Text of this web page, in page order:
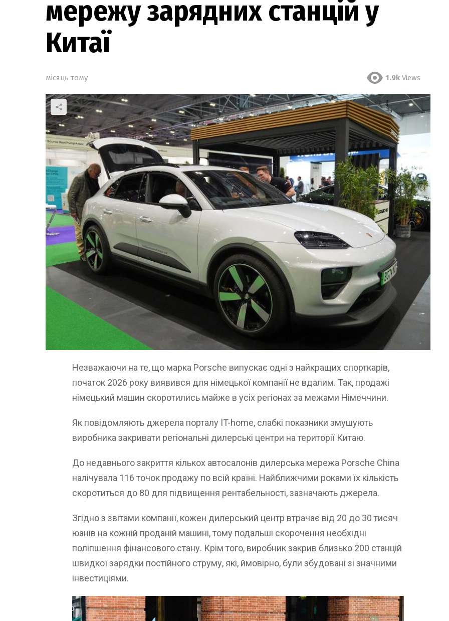
мережу зарядних станцій у
Китаї
місяць тому 1.9k Views
Незважаючи на те, що марка Porsche випускає одні з найкращих спорткарів,
початок 2026 року виявився для німецької компанії не вдалим. Так, продажі
німецький машин скоротились майже в усіх регіонах за межами Німеччини.
Як повідомляють джерела порталу IT-home, слабкі показники змушують
виробника закривати регіональні дилерські центри на території Китаю.
До недавнього закриття кількох автосалонів дилерська мережа Porsche China
налічувала 116 точок продажу по всій країні. Найближчими роками їх кількість
скоротиться до 80 для підвищення рентабельності, зазначають джерела.
Згідно з звітами компанії, кожен дилерський центр втрачає від 20 до 30 тисяч
юанів на кожній проданій машині, тому подальші скорочення необхідні
поліпшення фінансового стану. Крім того, виробник закрив близько 200 станцій
швидкої зарядки постійного струму, які, ймовірно, були збудовані зі значними
інвестиціями.